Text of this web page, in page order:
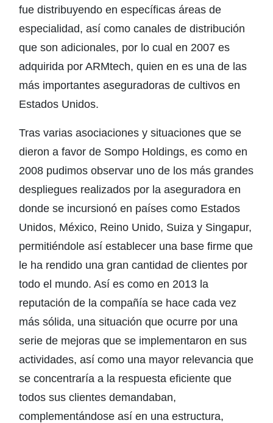
fue distribuyendo en específicas áreas de
especialidad, así como canales de distribución
que son adicionales, por lo cual en 2007 es
adquirida por ARMtech, quien en es una de las
más importantes aseguradoras de cultivos en
Estados Unidos.
Tras varias asociaciones y situaciones que se
dieron a favor de Sompo Holdings, es como en
2008 pudimos observar uno de los más grandes
despliegues realizados por la aseguradora en
donde se incursionó en países como Estados
Unidos, México, Reino Unido, Suiza y Singapur,
permitiéndole así establecer una base firme que
le ha rendido una gran cantidad de clientes por
todo el mundo. Así es como en 2013 la
reputación de la compañía se hace cada vez
más sólida, una situación que ocurre por una
serie de mejoras que se implementaron en sus
actividades, así como una mayor relevancia que
se concentraría a la respuesta eficiente que
todos sus clientes demandaban,
complementándose así en una estructura,